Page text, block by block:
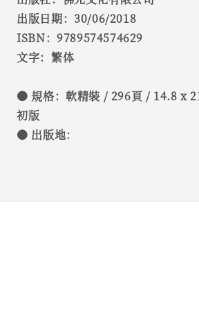
出版日期：30/06/2018
ISBN：9789574574629
文字：繁体
● 規格：軟精裝 / 296頁 / 14.8 x
初版
● 出版地：